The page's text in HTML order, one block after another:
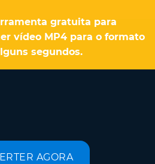
gratuita para
vídeo MP4 para o formato
segundos.
AGORA